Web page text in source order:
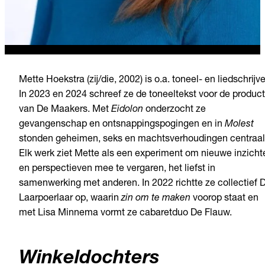
Mette Hoekstra (zij/die, 2002) is o.a. toneel- en
In 2023 en 2024 schreef ze de toneeltekst voor de
van De Maakers. Met Eidolon onderzocht ze
gevangenschap en ontsnappingspogingen en in Molest
stonden geheimen, seks en machtsverhoudingen
Elk werk ziet Mette als een experiment om nieuwe
en perspectieven mee te vergaren, het liefst in
samenwerking met anderen. In 2022 richtte ze collectief
Laarpoerlaar op, waarin zin om te maken voorop staat en
met Lisa Minnema vormt ze cabaretduo De Flauw.
Winkeldochters